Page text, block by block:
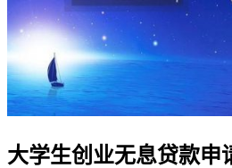
大学生创业无息贷款申